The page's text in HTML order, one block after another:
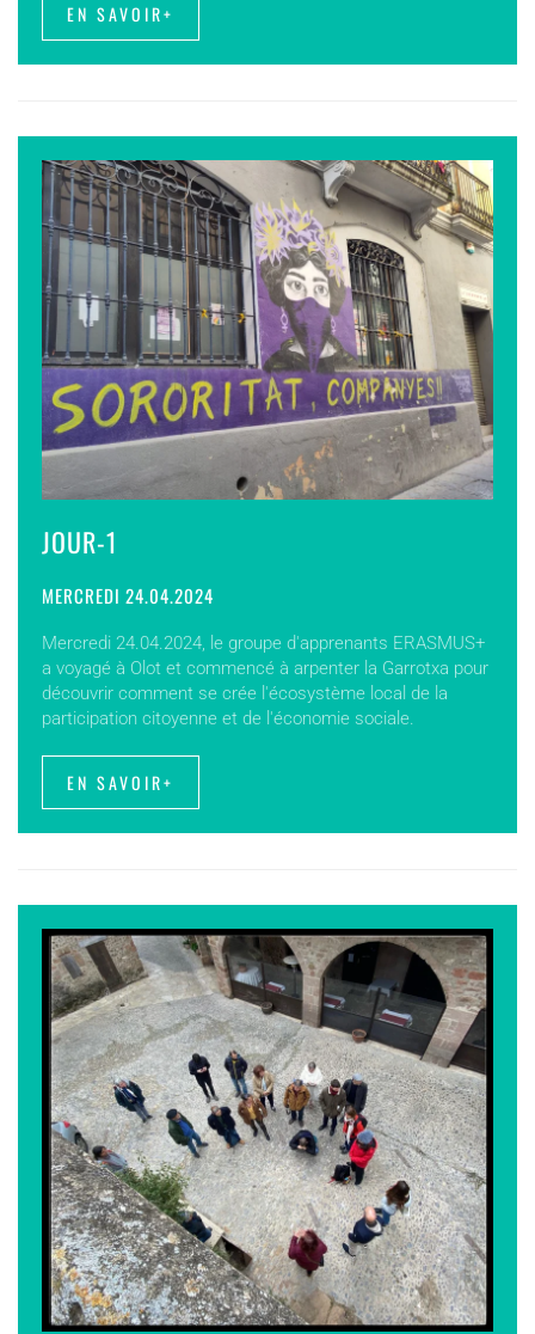
EN SAVOIR+
JOUR-1
MERCREDI 24.04.2024
Mercredi 24.04.2024, le groupe d'apprenants ERASMUS+
a voyagé à Olot et commencé à arpenter la Garrotxa pour
découvrir comment se crée l'écosystème local de la
participation citoyenne et de l'économie sociale.
EN SAVOIR+